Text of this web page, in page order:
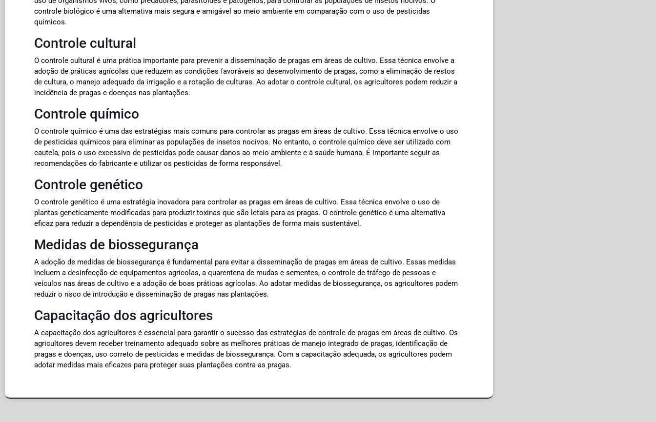
controle biológico é uma alternativa mais segura e amigável ao meio ambiente em comparação com o uso de pesticidas
químicos.
Controle cultural
O controle cultural é uma prática importante para prevenir a disseminação de pragas em áreas de cultivo. Essa técnica envolve a
adoção de práticas agrícolas que reduzem as condições favoráveis ao desenvolvimento de pragas, como a eliminação de restos
de cultura, o manejo adequado da irrigação e a rotação de culturas. Ao adotar o controle cultural, os agricultores podem reduzir a
incidência de pragas e doenças nas plantações.
Controle químico
O controle químico é uma das estratégias mais comuns para controlar as pragas em áreas de cultivo. Essa técnica envolve o uso
de pesticidas químicos para eliminar as populações de insetos nocivos. No entanto, o controle químico deve ser utilizado com
cautela, pois o uso excessivo de pesticidas pode causar danos ao meio ambiente e à saúde humana. É importante seguir as
recomendações do fabricante e utilizar os pesticidas de forma responsável.
Controle genético
O controle genético é uma estratégia inovadora para controlar as pragas em áreas de cultivo. Essa técnica envolve o uso de
plantas geneticamente modificadas para produzir toxinas que são letais para as pragas. O controle genético é uma alternativa
eficaz para reduzir a dependência de pesticidas e proteger as plantações de forma mais sustentável.
Medidas de biossegurança
A adoção de medidas de biossegurança é fundamental para evitar a disseminação de pragas em áreas de cultivo. Essas medidas
incluem a desinfecção de equipamentos agrícolas, a quarentena de mudas e sementes, o controle de tráfego de pessoas e
veículos nas áreas de cultivo e a adoção de boas práticas agrícolas. Ao adotar medidas de biossegurança, os agricultores podem
reduzir o risco de introdução e disseminação de pragas nas plantações.
Capacitação dos agricultores
A capacitação dos agricultores é essencial para garantir o sucesso das estratégias de controle de pragas em áreas de cultivo. Os
agricultores devem receber treinamento adequado sobre as melhores práticas de manejo integrado de pragas, identificação de
pragas e doenças, uso correto de pesticidas e medidas de biossegurança. Com a capacitação adequada, os agricultores podem
adotar medidas mais eficazes para proteger suas plantações contra as pragas.